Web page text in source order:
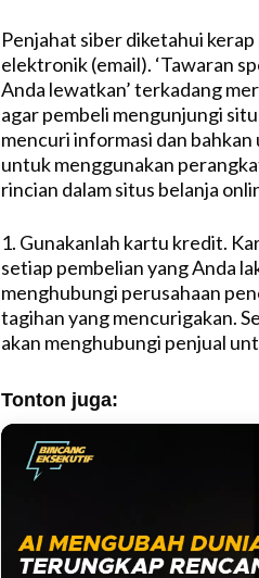
Penjahat siber diketahui
elektronik (email). ‘Tawaran
Anda lewatkan’ terkadang
agar pembeli mengunjungi
mencuri informasi dan
untuk menggunakan
rincian dalam situs belanja
1. Gunakanlah kartu kredit.
setiap pembelian yang Anda
menghubungi perusahaan
tagihan yang mencurigakan.
akan menghubungi penjual
Tonton juga: